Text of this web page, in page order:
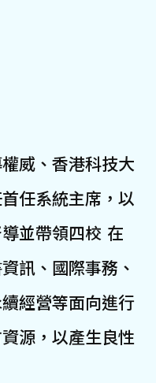
發展目
威、香港科技大
任系統主席，以
並帶領四校 在
訊、國際事務、
經營等面向進行
源，以產生良性